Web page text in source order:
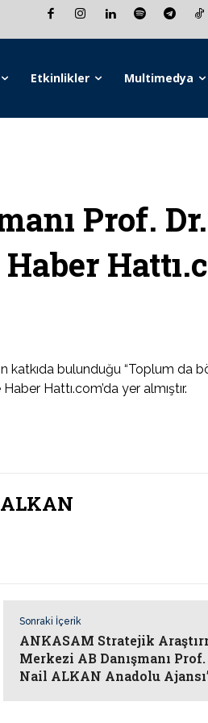
Etkinlikler Multimedya
Prof. Dr.
katkıda bulunduğu “Toplum da
Hattı.com’da yer almıştır.
Sonraki İçerik
ANKASAM Stratejik
Merkezi AB Danışmanı
Nail ALKAN Anadolu